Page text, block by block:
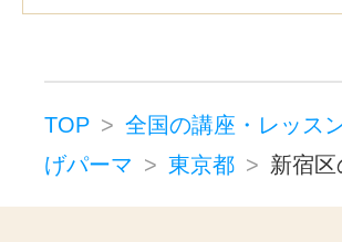
TOP 全国の講座・レッス
げパーマ
東京都 新宿